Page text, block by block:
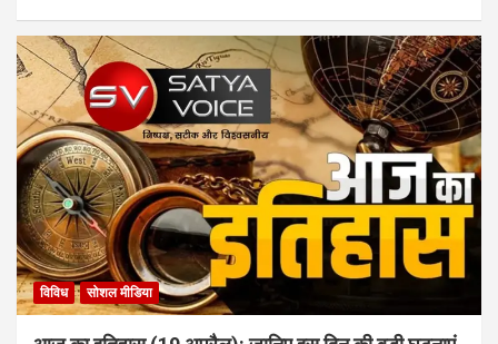
विविध सोशल मीडिया